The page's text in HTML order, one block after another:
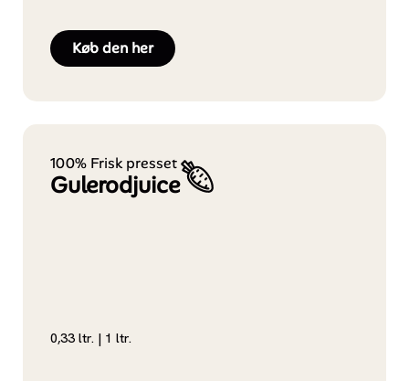
Køb den her
100% Frisk presset
Gulerodjuice
0,33 ltr. | 1 ltr.